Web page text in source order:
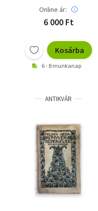
Online ár:
6 000 Ft
Kosárba
6 - 8 munkanap
ANTIKVÁR